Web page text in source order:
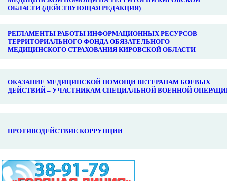
ОБЛАСТИ (ДЕЙСТВУЮЩАЯ РЕДАКЦИЯ)
РЕГЛАМЕНТЫ РАБОТЫ ИНФОРМАЦИОННЫХ РЕСУРСОВ
ТЕРРИТОРИАЛЬНОГО ФОНДА ОБЯЗАТЕЛЬНОГО
МЕДИЦИНСКОГО СТРАХОВАНИЯ КИРОВСКОЙ ОБЛАСТИ
ОКАЗАНИЕ МЕДИЦИНСКОЙ ПОМОЩИ ВЕТЕРАНАМ БОЕВЫХ
ДЕЙСТВИЙ – УЧАСТНИКАМ СПЕЦИАЛЬНОЙ ВОЕННОЙ
ПРОТИВОДЕЙСТВИЕ КОРРУПЦИИ